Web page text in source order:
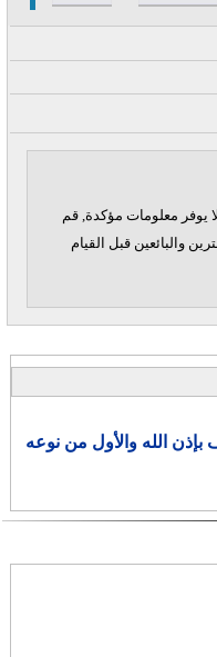
يوفر معلومات مؤكدة, قم
والبائعين قبل القيام
الله والأول من نوعه